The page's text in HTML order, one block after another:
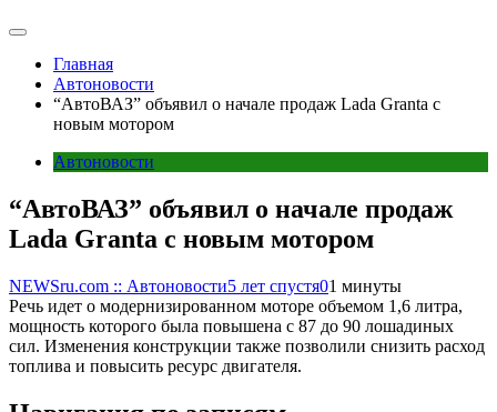
Главная
Автоновости
“АвтоВАЗ” объявил о начале продаж Lada Granta с
новым мотором
Автоновости
“АвтоВАЗ” объявил о начале продаж
Lada Granta с новым мотором
NEWSru.com :: Автоновости5 лет спустя01 минуты
Речь идет о модернизированном моторе объемом 1,6 литра,
мощность которого была повышена с 87 до 90 лошадиных
сил. Изменения конструкции также позволили снизить расход
топлива и повысить ресурс двигателя.